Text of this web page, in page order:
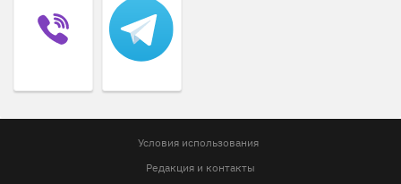
Условия использования
Редакция и контакты